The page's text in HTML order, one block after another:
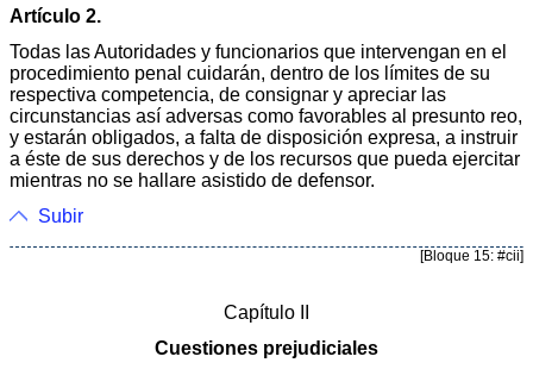
Artículo 2.
Todas las Autoridades y funcionarios que intervengan en el
procedimiento penal cuidarán, dentro de los límites de su
respectiva competencia, de consignar y apreciar las
circunstancias así adversas como favorables al presunto reo,
y estarán obligados, a falta de disposición expresa, a instruir
a éste de sus derechos y de los recursos que pueda ejercitar
mientras no se hallare asistido de defensor.
Subir
[Bloque 15: #cii]
Capítulo II
Cuestiones prejudiciales